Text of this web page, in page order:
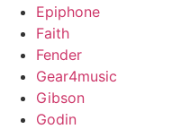
Epiphone
Faith
Fender
Gear4music
Gibson
Godin